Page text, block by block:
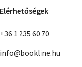
Elérhetőségek
+36 1 235 60 70
info@bookline.hu